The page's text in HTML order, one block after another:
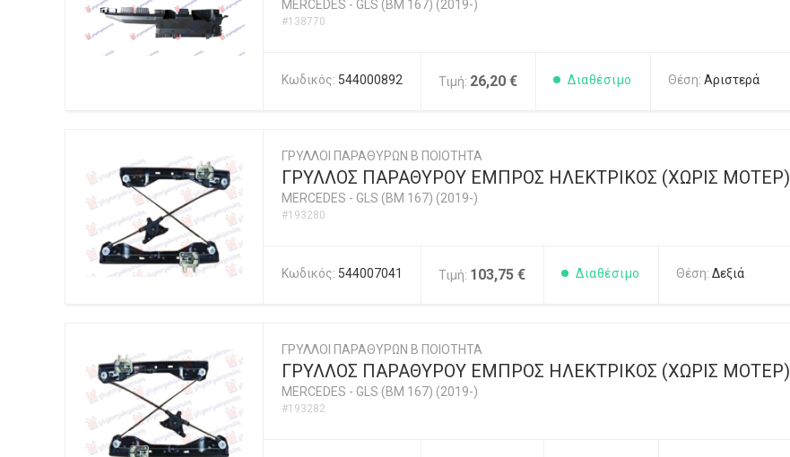
MERCEDES - GLS (BM 167) (2019-)
#138770
Κωδικός: 544000892 Τιμή: 26,20 € Διαθέσιμο Θέση: Αριστερά
ΓΡΥΛΛΟΙ ΠΑΡΑΘΥΡΩΝ Β ΠΟΙΟΤΗΤΑ
ΓΡΥΛΛΟΣ ΠΑΡΑΘΥΡΟΥ ΕΜΠΡΟΣ ΗΛΕΚΤΡΙΚΟΣ (ΧΩΡΙΣ ΜΟΤΕΡ)
MERCEDES - GLS (BM 167) (2019-)
#193280
Κωδικός: 544007041 Τιμή: 103,75 € Διαθέσιμο Θέση: Δεξιά
ΓΡΥΛΛΟΙ ΠΑΡΑΘΥΡΩΝ Β ΠΟΙΟΤΗΤΑ
ΓΡΥΛΛΟΣ ΠΑΡΑΘΥΡΟΥ ΕΜΠΡΟΣ ΗΛΕΚΤΡΙΚΟΣ (ΧΩΡΙΣ ΜΟΤΕΡ)
MERCEDES - GLS (BM 167) (2019-)
#193282